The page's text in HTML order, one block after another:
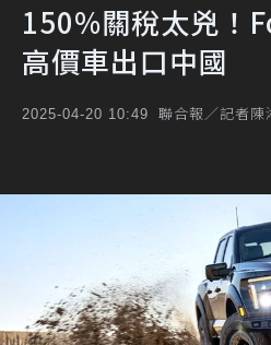
150%關稅太兇！
高價車出口中國
2025-04-20 10:49 聯合報／記者陳